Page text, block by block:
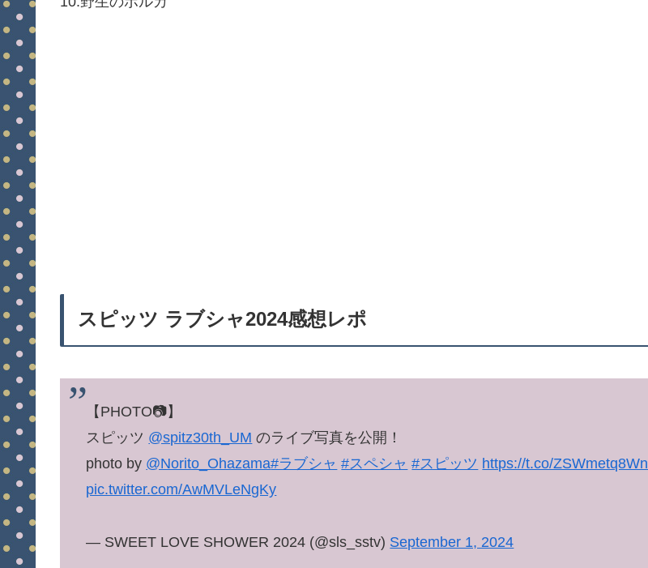
スピッツ ラブシャ2024感想レポ
【PHOTO📷】
スピッツ @spitz30th_UM のライブ写真を公開！
photo by @Norito_Ohazama#ラブシャ #スペシャ #スピッツ https://t.co/ZSWmetq8Wn
pic.twitter.com/AwMVLeNgKy
— SWEET LOVE SHOWER 2024 (@sls_sstv) September 1, 2024